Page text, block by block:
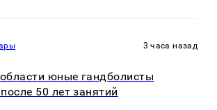
3 часа назад
юные гандболисты
50 лет занятий